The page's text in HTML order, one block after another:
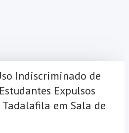
Indiscriminado de
Expulsos
Tadalafila em Sala de